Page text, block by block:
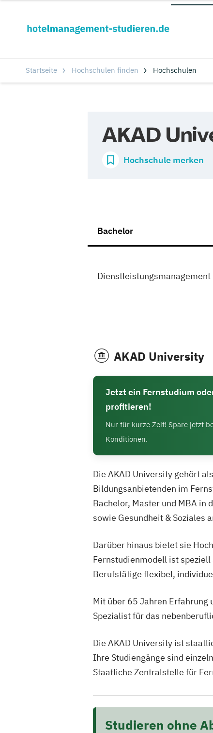
Startseite Hochschulen finden Hochschulen
AKAD
Hochschule merken
Bachelor
Dienstleistungsmanagement
AKAD University
Jetzt ein Fernstudium
profitieren!
Nur für kurze Zeit! Spare jetzt
Konditionen.
Die AKAD University gehört
Bildungsanbietenden im
Bachelor, Master und MBA in
sowie Gesundheit & Soziales
Darüber hinaus bietet sie
Fernstudienmodell ist
Berufstätige flexibel,
Mit über 65 Jahren Erfahrung
Spezialist für das
Die AKAD University ist
Ihre Studiengänge sind
Staatliche Zentralstelle für
Studieren ohne